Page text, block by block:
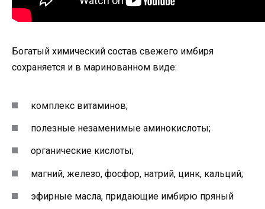
Богатый химический состав свежего имбиря
сохраняется и в маринованном виде:
комплекс витаминов;
полезные незаменимые аминокислоты;
органические кислоты;
магний, железо, фосфор, натрий, цинк, кальций;
эфирные масла, придающие имбирю пряный